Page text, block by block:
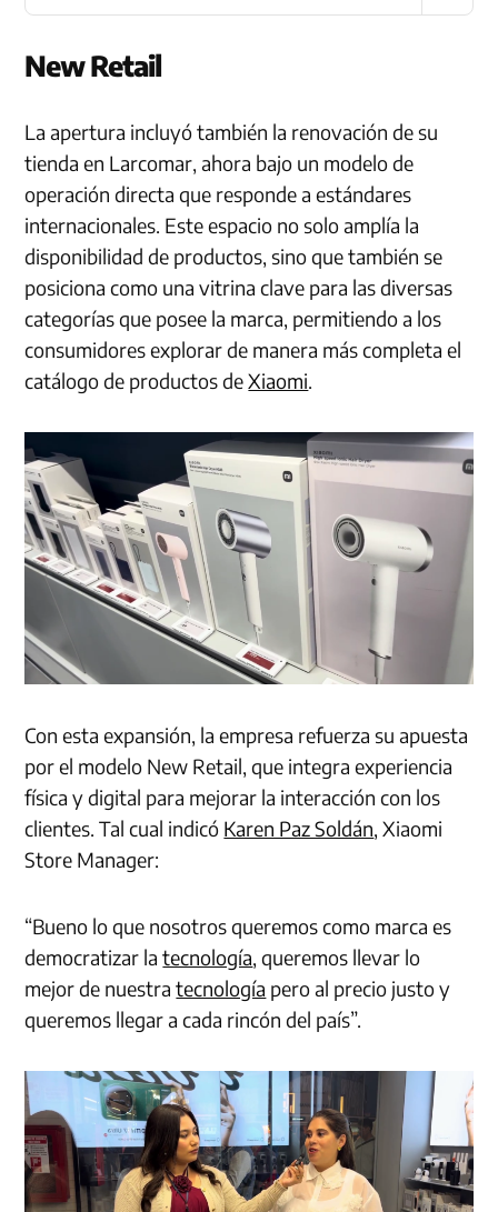
New Retail
La apertura incluyó también la renovación de su
tienda en Larcomar, ahora bajo un modelo de
operación directa que responde a estándares
internacionales. Este espacio no solo amplía la
disponibilidad de productos, sino que también se
posiciona como una vitrina clave para las diversas
categorías que posee la marca, permitiendo a los
consumidores explorar de manera más completa el
catálogo de productos deXiaomi.
Con esta expansión, la empresa refuerza su apuesta
por el modelo New Retail, que integra experiencia
física y digital para mejorar la interacción con los
clientes. Tal cual indicó Karen Paz Soldán, Xiaomi
Store Manager:
“Bueno lo que nosotros queremos como marca es
democratizar latecnología, queremos llevar lo
mejor de nuestratecnología pero al precio justo y
queremos llegar a cada rincón del país”.